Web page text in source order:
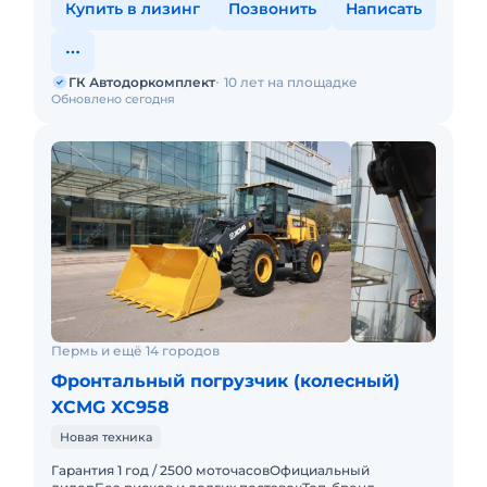
Купить в лизинг Позвонить Написать
Обновлено сегодня
ГК Автодоркомплект 10 лет на площадке
Пермь и ещё 14 городов
Фронтальный погрузчик (колесный)
XCMG XC958
Новая техника
Гарантия 1 год / 2500 моточасовОфициальный